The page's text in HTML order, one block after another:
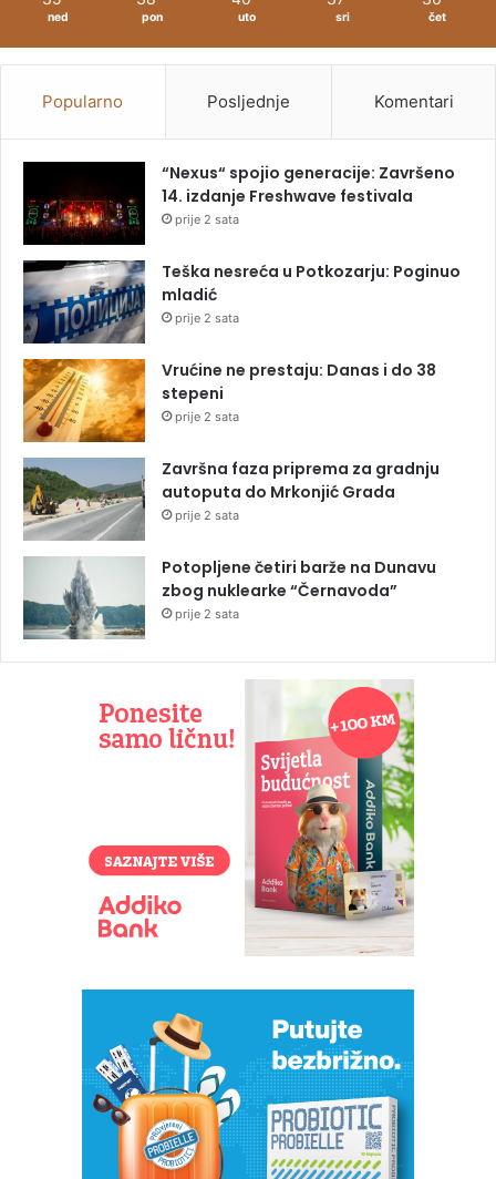
ned pon uto sri čet
Popularno Posljednje Komentari
“Nexus“ spojio generacije: Završeno
14. izdanje Freshwave festivala
prije 2 sata
Teška nesreća u Potkozarju: Poginuo
mladić
prije 2 sata
Vrućine ne prestaju: Danas i do 38
stepeni
prije 2 sata
Završna faza priprema za gradnju
autoputa do Mrkonjić Grada
prije 2 sata
Potopljene četiri barže na Dunavu
zbog nuklearke “Černavoda”
prije 2 sata